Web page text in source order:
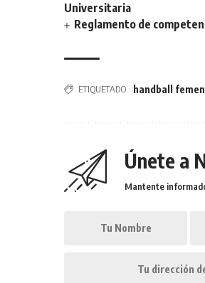
Universitaria
Reglamento de
ETIQUETADO handball
Únete a
Mantente